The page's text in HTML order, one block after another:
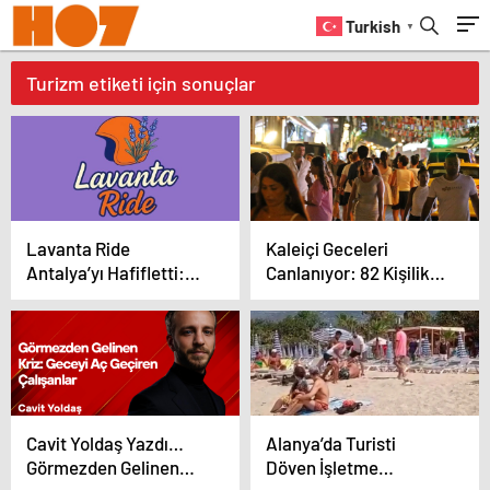
Turkish ▼
Turizm etiketi için sonuçlar
Lavanta Ride
Antalya’yı Hafifletti:
Motoruna Atla, Şehri
Hisset
Kaleiçi Geceleri
Canlanıyor: 82 Kişilik
Mahallede Gece
Nüfusu 10 Bini Aşıyor
Cavit Yoldaş Yazdı…
Görmezden Gelinen
Alanya’da Turisti
Döven İşletme